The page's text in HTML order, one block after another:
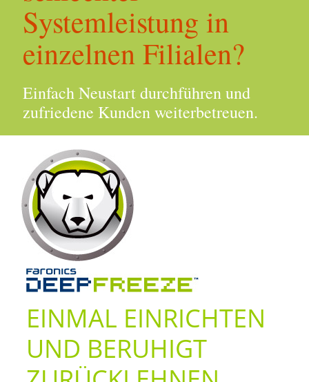
Systemleistung in
einzelnen Filialen?
Einfach Neustart durchführen und
zufriedene Kunden weiterbetreuen.
EINMAL EINRICHTEN
UND BERUHIGT